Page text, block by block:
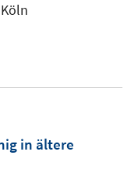
in ältere